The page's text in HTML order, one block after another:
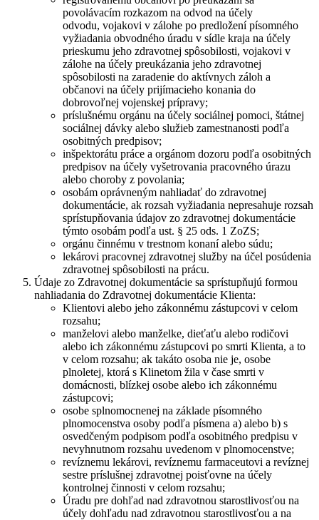
povolávacím rozkazom na odvod na účely
odvodu, vojakovi v zálohe po predložení písomného
vyžiadania obvodného úradu v sídle kraja na účely
prieskumu jeho zdravotnej spôsobilosti, vojakovi v
zálohe na účely preukázania jeho zdravotnej
spôsobilosti na zaradenie do aktívnych záloh a
občanovi na účely prijímacieho konania do
dobrovoľnej vojenskej prípravy;
príslušnému orgánu na účely sociálnej pomoci, štátnej
sociálnej dávky alebo služieb zamestnanosti podľa
osobitných predpisov;
inšpektorátu práce a orgánom dozoru podľa osobitných
predpisov na účely vyšetrovania pracovného úrazu
alebo choroby z povolania;
osobám oprávneným nahliadať do zdravotnej
dokumentácie, ak rozsah vyžiadania nepresahuje rozsah
sprístupňovania údajov zo zdravotnej dokumentácie
týmto osobám podľa ust. § 25 ods. 1 ZoZS;
orgánu činnému v trestnom konaní alebo súdu;
lekárovi pracovnej zdravotnej služby na účel posúdenia
zdravotnej spôsobilosti na prácu.
Údaje zo Zdravotnej dokumentácie sa sprístupňujú formou
nahliadania do Zdravotnej dokumentácie Klienta:
Klientovi alebo jeho zákonnému zástupcovi v celom
rozsahu;
manželovi alebo manželke, dieťaťu alebo rodičovi
alebo ich zákonnému zástupcovi po smrti Klienta, a to
v celom rozsahu; ak takáto osoba nie je, osobe
plnoletej, ktorá s Klinetom žila v čase smrti v
domácnosti, blízkej osobe alebo ich zákonnému
zástupcovi;
osobe splnomocnenej na základe písomného
plnomocenstva osoby podľa písmena a) alebo b) s
osvedčeným podpisom podľa osobitného predpisu v
nevyhnutnom rozsahu uvedenom v plnomocenstve;
revíznemu lekárovi, revíznemu farmaceutovi a revíznej
sestre príslušnej zdravotnej poisťovne na účely
kontrolnej činnosti v celom rozsahu;
Úradu pre dohľad nad zdravotnou starostlivosťou na
účely dohľadu nad zdravotnou starostlivosťou a na